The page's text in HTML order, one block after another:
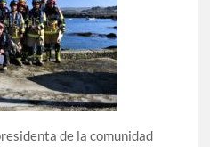
de la comunidad